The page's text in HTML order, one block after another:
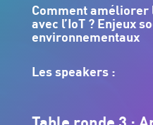
Comment améliorer
avec l’IoT ? Enjeux
environnementaux
Les speakers :